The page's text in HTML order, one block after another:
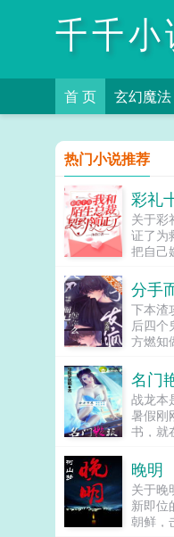
千千小
首 页 玄幻魔法
热门小说推荐
关于彩
证了为
把自己
着一辆
防盗防
女人
人，马
裁大人
狂丑陋
天，温
天，温
了！天
是总裁
男人，
分手
下本渣
后四
方燃知
他，
方燃知
名门
战龙本
暑假刚
书，就
险在中
始终不
万金，
晚明
关于晚
新即位
朝鲜，